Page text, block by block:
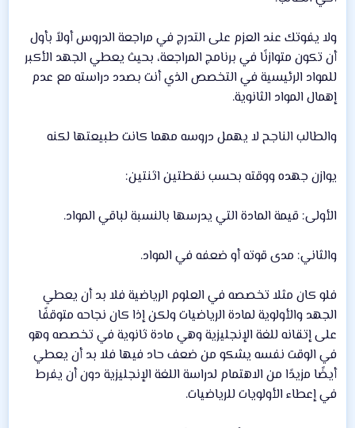
ولا يفوتك عند العزم على التدرج في مراجعة الدروس أولاً بأول
أن تكون متوازنًا في برنامج المراجعة، بحيث يعطي الجهد الأكبر
للمواد الرئيسية في التخصص الذي أنت بصدد دراسته مع عدم
إهمال المواد الثانوية.
والطالب الناجح لا يهمل دروسه مهما كانت طبيعتها لكنه
يوازن جهده ووقته بحسب نقطتين اثنتين:
الأولى: قيمة المادة التي يدرسها بالنسبة لباقي المواد.
والثاني: مدى قوته أو ضعفه في المواد.
فلو كان مثلا تخصصه في العلوم الرياضية فلا بد أن يعطي
الجهد والأولوية لمادة الرياضيات ولكن إذا كان نجاحه متوقفًا
على إتقانه للغة الإنجليزية وهي مادة ثانوية في تخصصه وهو
في الوقت نفسه يشكو من ضعف حاد فيها فلا بد أن يعطي
أيضًا مزيدًا من الاهتمام لدراسة اللغة الإنجليزية دون أن يفرط
في إعطاء الأولويات للرياضيات.